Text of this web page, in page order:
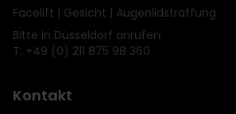
Facelift | Gesicht | Augenlidstraffung
Bitte in Düsseldorf anrufen:
T: +49 (0) 211 875 98 360
Kontakt